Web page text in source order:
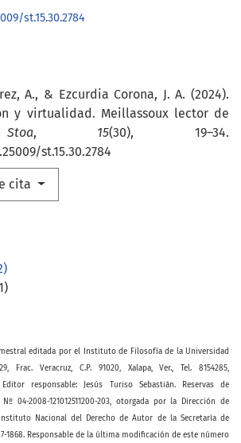
A., & Ezcurdia Corona, J. A. (2024).
y virtualidad. Meillassoux lector de
Stoa, 15(30), 19–34.
st.15.30.2784
cita
st.15.30.2784
editada por el Instituto de Filosofía de la Universidad
Frac. Veracruz, C.P. 91020, Xalapa, Ver., Tel. 8154285,
responsable: Jesús Turiso Sebastián. Reservas de
04-2008-121012511200-203, otorgada por la Dirección de
Nacional del Derecho de Autor de la Secretaría de
1868. Responsable de la última modificación de este número